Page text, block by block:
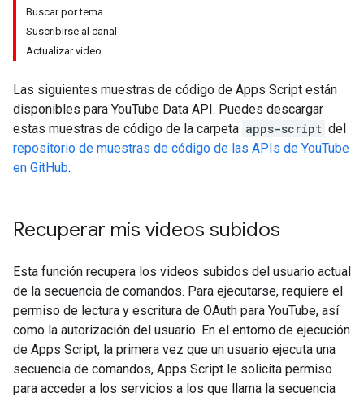
Buscar por tema
Suscribirse al canal
Actualizar video
Las siguientes muestras de código de Apps Script están
disponibles para YouTube Data API. Puedes descargar
estas muestras de código de la carpeta apps-script del
repositorio de muestras de código de las APIs de YouTube
en GitHub.
Recuperar mis videos subidos
Esta función recupera los videos subidos del usuario actual
de la secuencia de comandos. Para ejecutarse, requiere el
permiso de lectura y escritura de OAuth para YouTube, así
como la autorización del usuario. En el entorno de ejecución
de Apps Script, la primera vez que un usuario ejecuta una
secuencia de comandos, Apps Script le solicita permiso
para acceder a los servicios a los que llama la secuencia